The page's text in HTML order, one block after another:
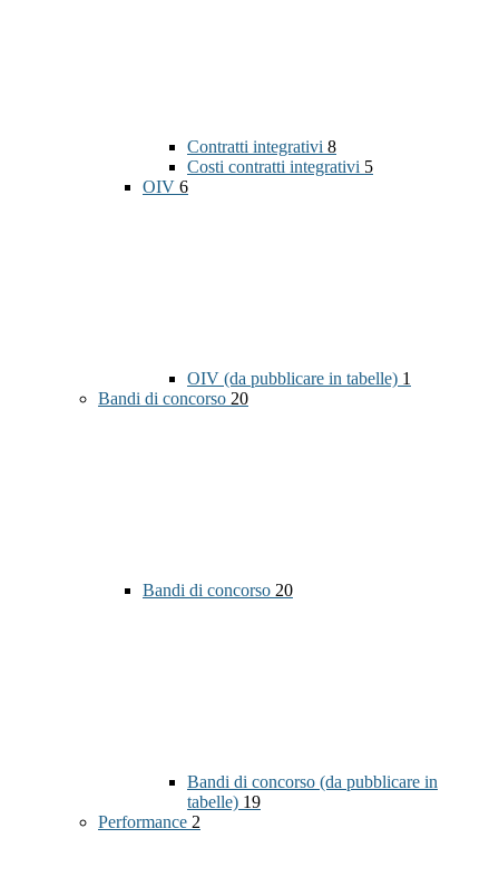
Contratti integrativi 8
Costi contratti integrativi 5
OIV 6
OIV (da pubblicare in tabelle) 1
Bandi di concorso 20
Bandi di concorso 20
Bandi di concorso (da pubblicare in
tabelle) 19
Performance 2